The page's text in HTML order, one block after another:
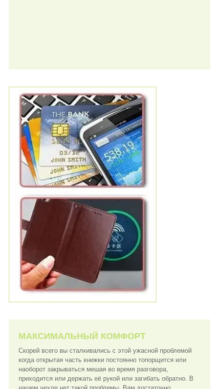
МАКСИМАЛЬНЫЙ КОМФОРТ
Скорей всего вы сталкивались с этой ужасной проблемой
когда открытая часть книжки постоянно топорщится или
наоборот закрываться мешая во время разговора,
приходится или держать её рукой или загибать обратно. В